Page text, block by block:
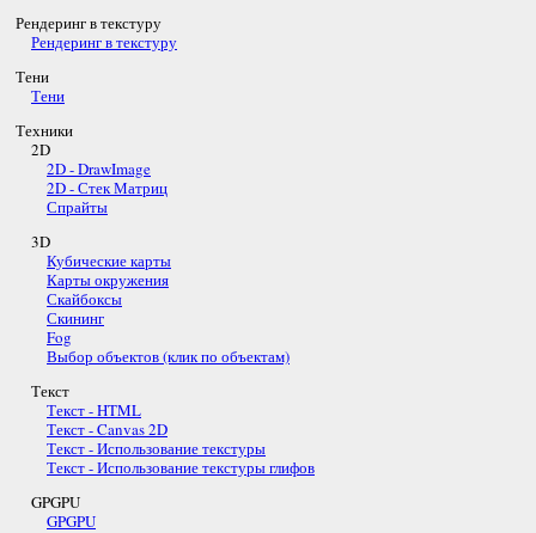
Рендеринг в текстуру
Рендеринг в текстуру
Тени
Тени
Техники
2D
2D - DrawImage
2D - Стек Матриц
Спрайты
3D
Кубические карты
Карты окружения
Скайбоксы
Скининг
Fog
Выбор объектов (клик по объектам)
Текст
Текст - HTML
Текст - Canvas 2D
Текст - Использование текстуры
Текст - Использование текстуры глифов
GPGPU
GPGPU